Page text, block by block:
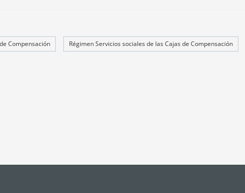
Compensación Régimen Servicios sociales de las Cajas de Compensación